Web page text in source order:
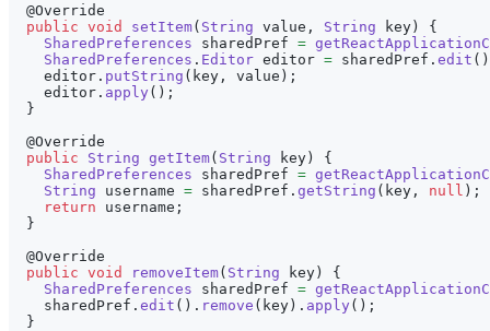
@Override
public void setItem( String value , String key )
{
SharedPreferences sharedPref =
SharedPreferences . Editor editor = sharedPref . edit ( )
    editor
. putString ( key , value ) ;
    editor
. apply ( ) ;
}
@Override
public
String getItem( String key )
{
SharedPreferences sharedPref =
String username = sharedPref . getString ( key , null ) ;
return username ;
}
@Override
public void removeItem( String key )
{
SharedPreferences sharedPref =
    sharedPref
. edit ( ) . remove ( key ) . apply ( ) ;
}